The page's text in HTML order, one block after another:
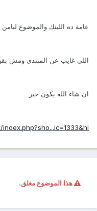
عامة ده اللينك والموضوع ليامن
اللى غايب عن المنتدى ومش
ان شاء الله يكون خير
هذا الموضوع مغلق.